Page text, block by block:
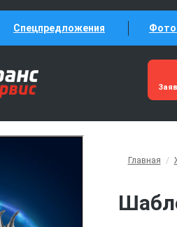
Спецпредложения
Главная /